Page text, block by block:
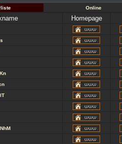
Online
Homepage